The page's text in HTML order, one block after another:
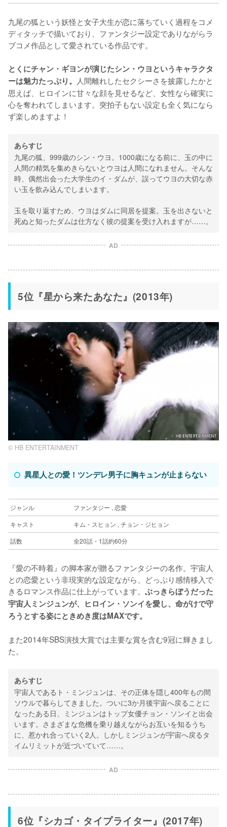
九尾の狐という妖怪と女子大生が恋に落ちていく過程をコメ
ディタッチで描いており、ファンタジー設定でありながらラ
ブコメ作品として愛されている作品です。
とくにチャン・ギヨンが演じたシン・ウヨというキャラクタ
ーは魅力たっぷり。 人間離れしたセクシーさを披露したかと
思えば、ヒロインに甘々な顔を見せるなど、女性なら確実に
心を奪われてしまいます。突拍子もない設定も全く気になら
ず楽しめますよ！
あらすじ
九尾の狐、999歳のシン・ウヨ。1000歳になる前に、玉の中に
人間の精気を集めきらないとウヨは人間になれません。そんな
時、偶然出会った大学生のイ・ダムが、誤ってウヨの大切な赤
い玉を飲み込んでしまいます。
玉を取り返すため、ウヨはダムに同居を提案。玉を出さないと
死ぬと知ったダムは仕方なく彼の提案を受け入れますが……。
AD
5位『星から来たあなた』(2013年)
©︎ HB ENTERTAINMENT
異星人との愛！ツンデレ男子に胸キュンが止まらない
ジャンル
ファンタジー , 恋愛
キャスト
キム・スヒョン , チョン・ジヒョン
話数
全20話・1話約60分
『愛の不時着』の脚本家が贈るファンタジーの名作。宇宙人
との恋愛という非現実的な設定ながら、どっぷり感情移入で
きるロマンス作品に仕上がっています。 ぶっきらぼうだった
宇宙人ミンジュンが、ヒロイン・ソンイを愛し、命がけで守
ろうとする姿にときめき度はMAXです。
また2014年SBS演技大賞では主要な賞を含む9冠に輝きまし
た。
あらすじ
宇宙人であるト・ミンジュンは、その正体を隠し400年もの間
ソウルで暮らしてきました。ついに3か月後宇宙へ戻ることに
なったある日、ミンジュンはトップ女優チョン・ソンイと出会
います。さまざまな危機を乗り越えながらお互いを知るうち
に、惹かれ合っていく2人。しかしミンジュンが宇宙へ戻るタ
イムリミットが近づいていて……。
AD
6位『シカゴ・タイプライター』(2017年)